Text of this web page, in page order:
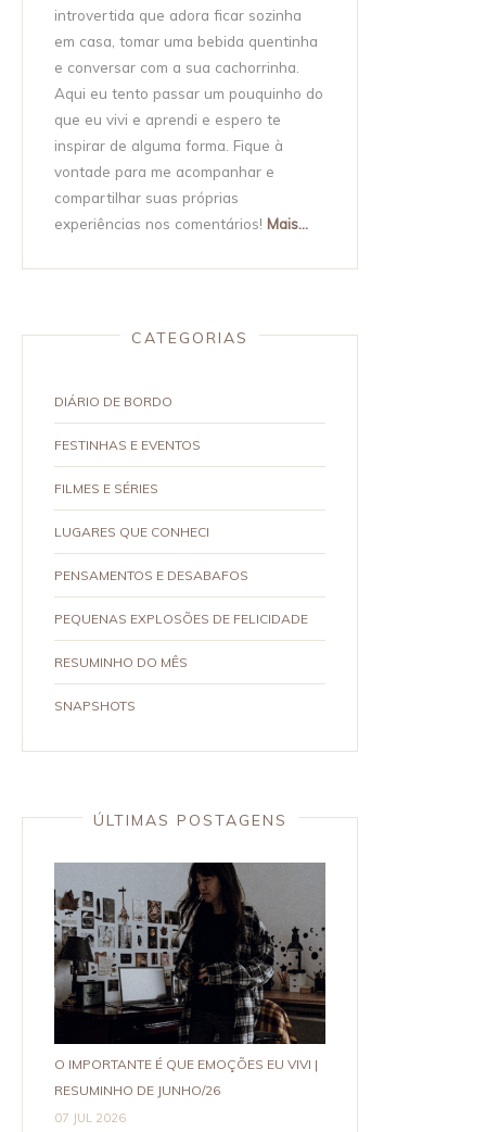
introvertida que adora ficar sozinha
em casa, tomar uma bebida quentinha
e conversar com a sua cachorrinha.
Aqui eu tento passar um pouquinho do
que eu vivi e aprendi e espero te
inspirar de alguma forma. Fique à
vontade para me acompanhar e
compartilhar suas próprias
experiências nos comentários! Mais...
CATEGORIAS
DIÁRIO DE BORDO
FESTINHAS E EVENTOS
FILMES E SÉRIES
LUGARES QUE CONHECI
PENSAMENTOS E DESABAFOS
PEQUENAS EXPLOSÕES DE FELICIDADE
RESUMINHO DO MÊS
SNAPSHOTS
ÚLTIMAS POSTAGENS
O IMPORTANTE É QUE EMOÇÕES EU VIVI |
RESUMINHO DE JUNHO/26
07 JUL 2026